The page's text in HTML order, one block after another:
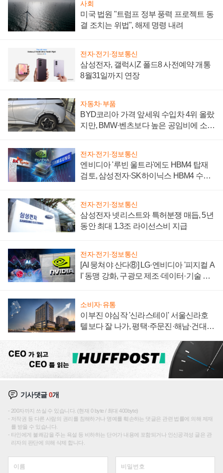
사회
미국 법원 "트럼프 정부 풍력 프로젝트 동
결 조치는 위법", 해제 명령 내려
전자·전기·정보통신
삼성전자, 갤럭시Z 폴드8 사전예약 개통
8월31일까지 연장
자동차·부품
BYD코리아 가격 앞세워 수입차 4위 올랐
지만, BMW·벤츠보다 높은 공임비에 소비
전자·전기·정보통신
엔비디아 '루빈 울트라'에도 HBM4 탑재
검토, 삼성전자·SK하이닉스 HBM4 수율
전자·전기·정보통신
삼성전자 넷리스트와 특허분쟁 매듭, 5년
동안 최대 1.3조 라이선스비 지급
전자·전기·정보통신
[AI 뭉쳐야 산다⑧] LG·엔비디아 '피지컬 A
I' 동맹 강화, 구광모 제조·데이터·기술 결
소비자·유통
이부진 야심작 '신라스테이' 서울신라호
텔보다 잘 나가, 평택·주문진·해남·건대로
기사댓글0개
200자까지 쓰실 수 있습니다. (현재 0 byte / 최대 400byte)
저작권 등 다른 사람의 권리를 침해하거나 명예를 훼손하는 댓글은 관련 법률에 의해 제재
를 받을 수 있습니다.
타인에게 불쾌감을 주는 욕설 등 비하하는 단어가 내용에 포함되거나 인신공격성 글은 관
리자의 판단에 의해 삭제 합니다.